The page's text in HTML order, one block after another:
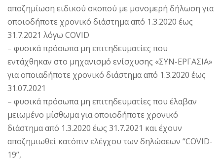
αποζημίωση ειδικού σκοπού με μονομερή δήλωση για
οποιοδήποτε χρονικό διάστημα από 1.3.2020 έως
31.7.2021 λόγω COVID
– φυσικά πρόσωπα μη επιτηδευματίες που
εντάχθηκαν στο μηχανισμό ενίσχυσης «ΣΥΝ-ΕΡΓΑΣΙΑ»
για οποιαδήποτε χρονικό διάστημα από 1.3.2020 έως
31.07.2021
– φυσικά πρόσωπα μη επιτηδευματίες που έλαβαν
μειωμένο μίσθωμα για οποιοδήποτε χρονικό
διάστημα από 1.3.2020 έως 31.7.2021 και έχουν
αποζημιωθεί κατόπιν ελέγχου των δηλώσεων “COVID-
19”,